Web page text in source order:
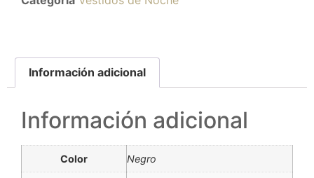
Información adicional
Información adicional
Color Negro